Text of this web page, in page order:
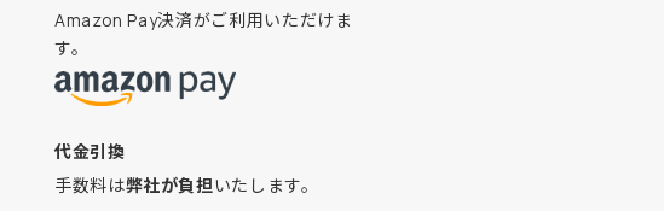
Amazon Pay決済がご利用いただけま
す。
代金引換
手数料は弊社が負担いたします。